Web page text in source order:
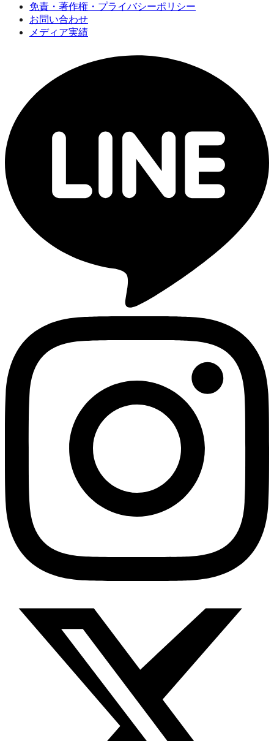
免責・著作権・プライバシーポリシー
お問い合わせ
メディア実績